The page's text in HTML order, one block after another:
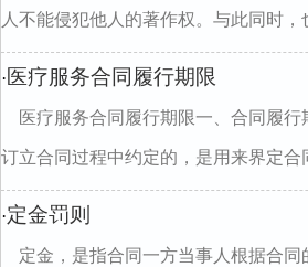
人不能侵犯他人的著作权。与此同时
· 医疗服务合同履行期限
医疗服务合同履行期限一、合同履
订立合同过程中约定的，是用来界定合
·定金罚则
定金，是指合同一方当事人根据合